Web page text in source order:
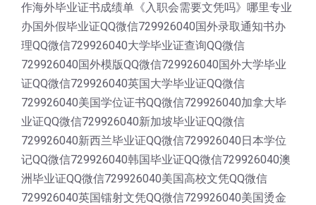
作海外毕业证书成绩单《入职会需要文凭吗》哪里专业
办国外假毕业证QQ微信729926040国外录取通知书办
理QQ微信729926040大学毕业证查询QQ微信
729926040国外模版QQ微信729926040国外大学毕业
证QQ微信729926040英国大学毕业证QQ微信
729926040美国学位证书QQ微信729926040加拿大毕
业证QQ微信729926040新加坡毕业证QQ微信
729926040新西兰毕业证QQ微信729926040日本学位
记QQ微信729926040韩国毕业证QQ微信729926040澳
洲毕业证QQ微信729926040美国高校文凭QQ微信
729926040英国镭射文凭QQ微信729926040美国烫金